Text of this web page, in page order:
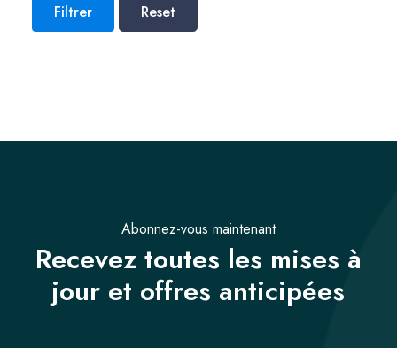
Filtrer Reset
Abonnez-vous maintenant
Recevez toutes les mises à
jour et offres anticipées